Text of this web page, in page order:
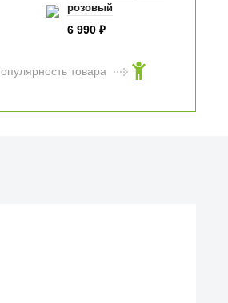
розовый
6 990 ₽
товара